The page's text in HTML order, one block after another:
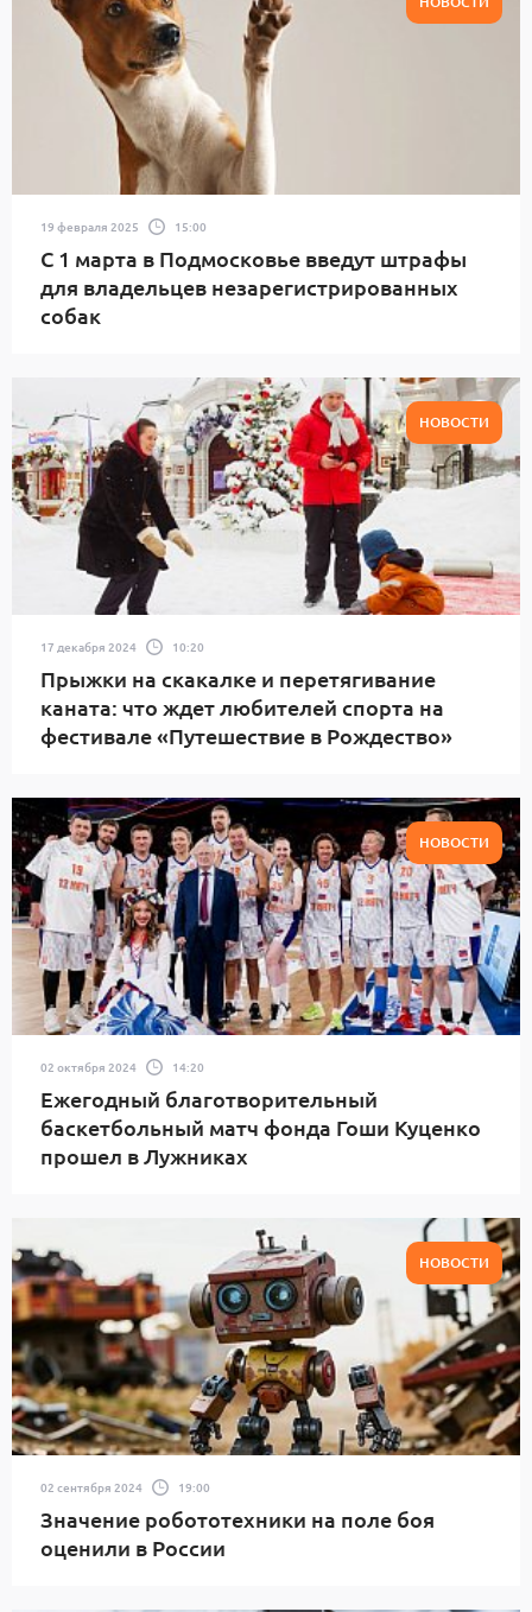
19 февраля 2025 15:00
С 1 марта в Подмосковье введут штрафы
для владельцев незарегистрированных
собак
НОВОСТИ
17 декабря 2024 10:20
Прыжки на скакалке и перетягивание
каната: что ждет любителей спорта на
фестивале «Путешествие в Рождество»
НОВОСТИ
02 октября 2024 14:20
Ежегодный благотворительный
баскетбольный матч фонда Гоши Куценко
прошел в Лужниках
НОВОСТИ
02 сентября 2024 19:00
Значение робототехники на поле боя
оценили в России